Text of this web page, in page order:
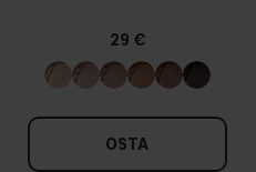
29 €
OSTA